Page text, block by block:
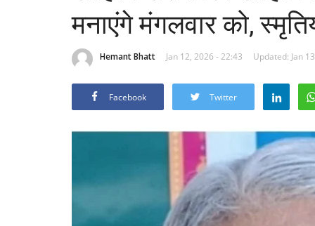
मनाएंगे मंगलवार को,
Hemant Bhatt Jan 12, 2026 - 22:43 Updated: Jan
Facebook Twitter